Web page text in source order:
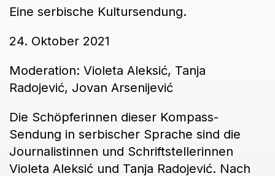
Eine serbische Kultursendung.
24. Oktober 2021
Moderation: Violeta Aleksić, Tanja
Radojević, Jovan Arsenijević
Die Schöpferinnen dieser Kompass-
Sendung in serbischer Sprache sind die
Journalistinnen und Schriftstellerinnen
Violeta Aleksić und Tanja Radojević. Nach